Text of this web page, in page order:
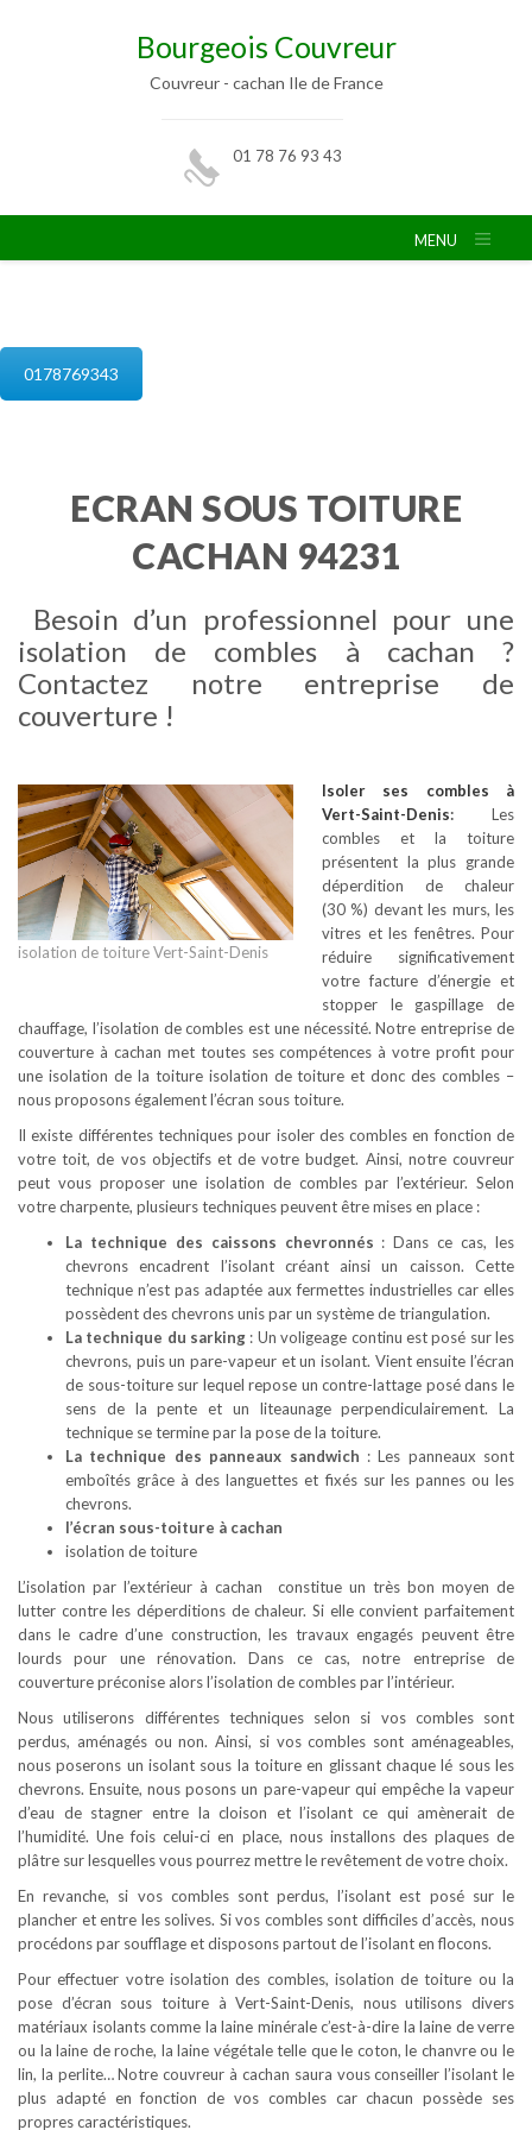
Bourgeois Couvreur
Couvreur - cachan Ile de France
01 78 76 93 43
MENU
0178769343
ECRAN SOUS TOITURE
CACHAN 94231
Besoin d’un professionnel pour une
isolation de combles à cachan ?
Contactez notre entreprise de
couverture !
isolation de toiture Vert-Saint-Denis
Isoler ses combles à
Vert-Saint-Denis: Les
combles et la toiture
présentent la plus grande
déperdition de chaleur
(30 %) devant les murs, les
vitres et les fenêtres. Pour
réduire significativement
votre facture d’énergie et
stopper le gaspillage de
chauffage, l’isolation de combles est une nécessité. Notre entreprise de
couverture à cachan met toutes ses compétences à votre profit pour
une isolation de la toiture isolation de toiture et donc des combles –
nous proposons également l’écran sous toiture.
Il existe différentes techniques pour isoler des combles en fonction de
votre toit, de vos objectifs et de votre budget. Ainsi, notre couvreur
peut vous proposer une isolation de combles par l’extérieur. Selon
votre charpente, plusieurs techniques peuvent être mises en place :
La technique des caissons chevronnés : Dans ce cas, les
chevrons encadrent l’isolant créant ainsi un caisson. Cette
technique n’est pas adaptée aux fermettes industrielles car elles
possèdent des chevrons unis par un système de triangulation.
La technique du sarking : Un voligeage continu est posé sur les
chevrons, puis un pare-vapeur et un isolant. Vient ensuite l’écran
de sous-toiture sur lequel repose un contre-lattage posé dans le
sens de la pente et un liteaunage perpendiculairement. La
technique se termine par la pose de la toiture.
La technique des panneaux sandwich : Les panneaux sont
emboîtés grâce à des languettes et fixés sur les pannes ou les
chevrons.
l’écran sous-toiture à cachan
isolation de toiture
L’isolation par l’extérieur à cachan constitue un très bon moyen de
lutter contre les déperditions de chaleur. Si elle convient parfaitement
dans le cadre d’une construction, les travaux engagés peuvent être
lourds pour une rénovation. Dans ce cas, notre entreprise de
couverture préconise alors l’isolation de combles par l’intérieur.
Nous utiliserons différentes techniques selon si vos combles sont
perdus, aménagés ou non. Ainsi, si vos combles sont aménageables,
nous poserons un isolant sous la toiture en glissant chaque lé sous les
chevrons. Ensuite, nous posons un pare-vapeur qui empêche la vapeur
d’eau de stagner entre la cloison et l’isolant ce qui amènerait de
l’humidité. Une fois celui-ci en place, nous installons des plaques de
plâtre sur lesquelles vous pourrez mettre le revêtement de votre choix.
En revanche, si vos combles sont perdus, l’isolant est posé sur le
plancher et entre les solives. Si vos combles sont difficiles d’accès, nous
procédons par soufflage et disposons partout de l’isolant en flocons.
Pour effectuer votre isolation des combles, isolation de toiture ou la
pose d’écran sous toiture à Vert-Saint-Denis, nous utilisons divers
matériaux isolants comme la laine minérale c’est-à-dire la laine de verre
ou la laine de roche, la laine végétale telle que le coton, le chanvre ou le
lin, la perlite… Notre couvreur à cachan saura vous conseiller l’isolant le
plus adapté en fonction de vos combles car chacun possède ses
propres caractéristiques.